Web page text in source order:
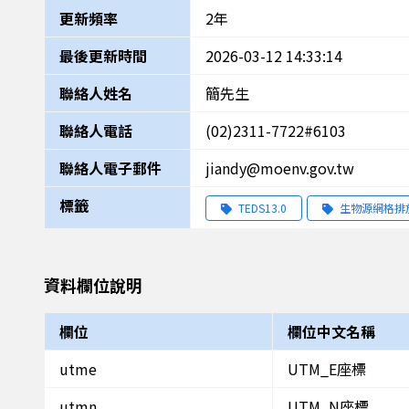
更新頻率
2年
最後更新時間
2026-03-12 14:33:14
聯絡人姓名
簡先生
聯絡人電話
(02)2311-7722#6103
聯絡人電子郵件
jiandy@moenv.gov.tw
標籤
TEDS13.0 生物源網格排
資料欄位說明
欄位
欄位中文名稱
utme
UTM_E座標